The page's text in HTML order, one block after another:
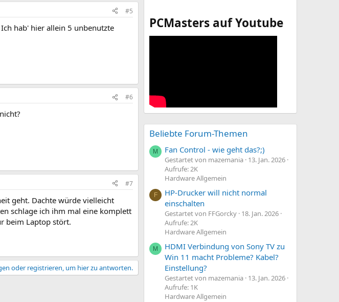
#5
hab' hier allein 5 unbenutzte
#6
#7
geht. Dachte würde vielleicht
schlage ich ihm mal eine komplett
beim Laptop stört.
oder registrieren, um hier zu antworten.
PCMasters auf Youtube
Beliebte Forum-Themen
M Fan Control - wie geht das?;)
Gestartet von mazemania 13. Jan. 2026
Aufrufe: 2K
Hardware Allgemein
F
HP-Drucker will nicht normal
einschalten
Gestartet von FFGorcky 18. Jan. 2026
Aufrufe: 2K
Hardware Allgemein
M
HDMI Verbindung von Sony TV zu
Win 11 macht Probleme? Kabel?
Einstellung?
Gestartet von mazemania 13. Jan. 2026
Aufrufe: 1K
Hardware Allgemein